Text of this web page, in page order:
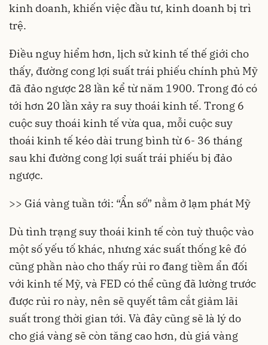
kinh doanh, khiến việc đầu tư, kinh doanh bị trì
trệ.
Điều nguy hiểm hơn, lịch sử kinh tế thế giới cho
thấy, đường cong lợi suất trái phiếu chính phủ Mỹ
đã đảo ngược 28 lần kể từ năm 1900. Trong đó có
tới hơn 20 lần xảy ra suy thoái kinh tế. Trong 6
cuộc suy thoái kinh tế vừa qua, mỗi cuộc suy
thoái kinh tế kéo dài trung bình từ 6- 36 tháng
sau khi đường cong lợi suất trái phiếu bị đảo
ngược.
>> Giá vàng tuần tới: “Ẩn số” nằm ở lạm phát Mỹ
Dù tình trạng suy thoái kinh tế còn tuỳ thuộc vào
một số yếu tố khác, nhưng xác suất thống kê đó
cũng phần nào cho thấy rủi ro đang tiềm ẩn đối
với kinh tế Mỹ, và FED có thể cũng đã lường trước
được rủi ro này, nên sẽ quyết tâm cắt giảm lãi
suất trong thời gian tới. Và đây cũng sẽ là lý do
cho giá vàng sẽ còn tăng cao hơn, dù giá vàng